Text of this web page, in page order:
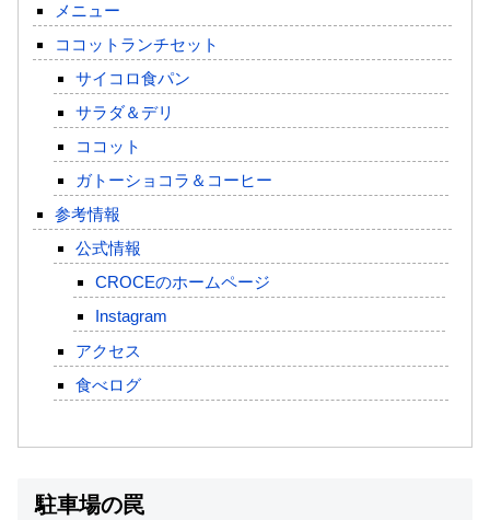
メニュー
ココットランチセット
サイコロ食パン
サラダ＆デリ
ココット
ガトーショコラ＆コーヒー
参考情報
公式情報
CROCEのホームページ
Instagram
アクセス
食べログ
駐車場の罠